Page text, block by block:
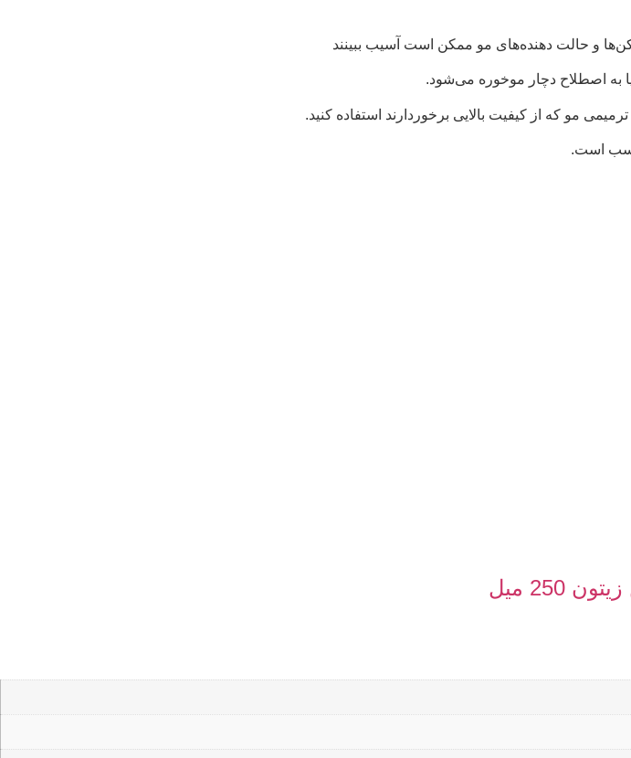
و حالت‌ دهنده‌های مو ممکن است آسیب ببینند
به‌ اصطلاح دچار موخوره می‌شود.
مو که از کیفیت بالایی برخوردارند استفاده کنید.
250 میل